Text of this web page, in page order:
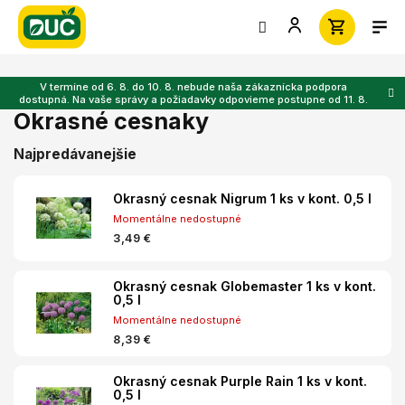
Prejsť
obsah
V termíne od 6. 8. do 10. 8. nebude naša zákaznícka podpora
dostupná. Na vaše správy a požiadavky odpovieme postupne od 11. 8.
Okrasné cesnaky
Najpredávanejšie
Okrasný cesnak Nigrum 1 ks v kont. 0,5 l
Momentálne nedostupné
3,49 €
Okrasný cesnak Globemaster 1 ks v kont.
0,5 l
Momentálne nedostupné
8,39 €
Okrasný cesnak Purple Rain 1 ks v kont.
0,5 l